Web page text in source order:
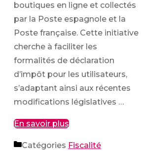
boutiques en ligne et collectés
par la Poste espagnole et la
Poste française. Cette initiative
cherche à faciliter les
formalités de déclaration
d’impôt pour les utilisateurs,
s’adaptant ainsi aux récentes
modifications législatives …
En savoir plus
Catégories Fiscalité